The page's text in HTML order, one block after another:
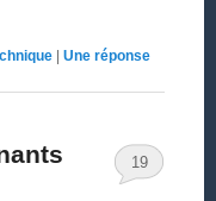
Uneréponse
19